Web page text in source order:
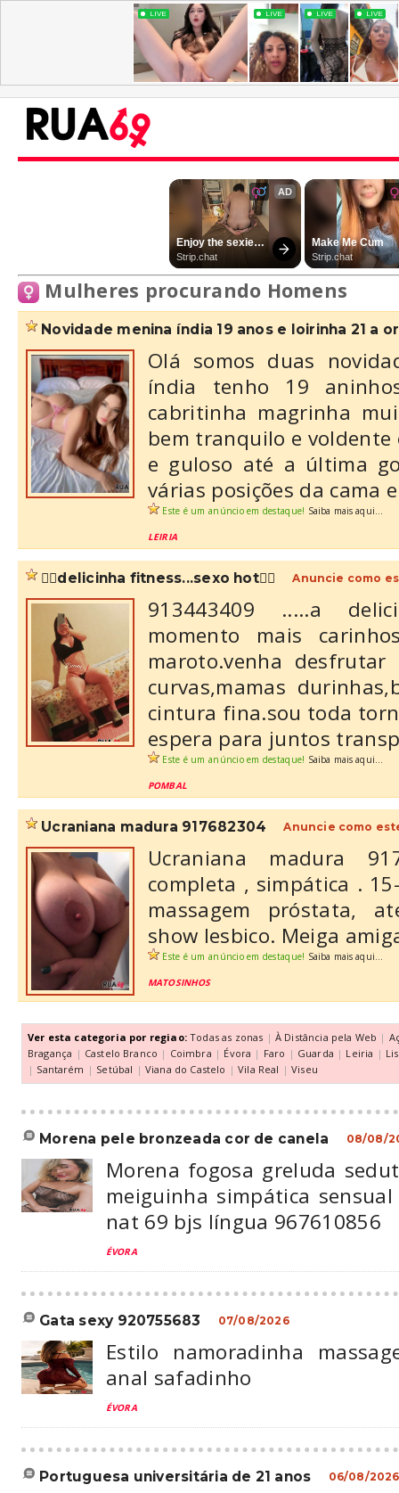
Mulheres procurando Homens
novidade menina índia 19 anos e loirinha 21 a
Olá somos duas
índia tenho 19
cabritinha magrinha
bem tranquilo e
e guloso até a última
várias posições da cama
Este é um anúncio em destaque! Saiba mais aqui...
LEIRIA
❤️‍🔥delicinha fitness...sexo hot❤️‍🔥 Anuncie como
913443409 .....a
momento mais
maroto.venha
curvas,mamas
cintura fina.sou toda
espera para juntos
Este é um anúncio em destaque! Saiba mais aqui...
POMBAL
ucraniana madura 917682304 Anuncie como
Ucraniana madura
completa , simpática .
massagem próstata,
show lesbico. Meiga
Este é um anúncio em destaque! Saiba mais aqui...
MATOSINHOS
Ver esta categoria por regiao: Todas as zonas | À Distância pela Web |
Bragança | Castelo Branco | Coimbra | Évora | Faro | Guarda | Leiria |
| Santarém | Setúbal | Viana do Castelo | Vila Real | Viseu
morena pele bronzeada cor de canela 08/08/
Morena fogosa greluda
meiguinha simpática
nat 69 bjs língua 967610856
ÉVORA
gata sexy 920755683 07/08/2026
Estilo namoradinha
anal safadinho
ÉVORA
portuguesa universitária de 21 anos 06/08/2026